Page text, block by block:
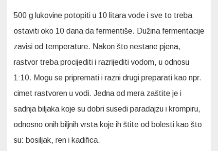
500 g lukovine potopiti u 10 litara vode i sve to treba
ostaviti oko 10 dana da fermentiše. Dužina fermentacije
zavisi od temperature. Nakon što nestane pjena,
rastvor treba procijediti i razrijediti vodom, u odnosu
1:10. Mogu se pripremati i razni drugi preparati kao npr.
cimet rastvoren u vodi. Jedna od mera zaštite je i
sadnja biljaka koje su dobri susedi paradajzu i krompiru,
odnosno onih biljnih vrsta koje ih štite od bolesti kao što
su: bosiljak, ren i kadifica.